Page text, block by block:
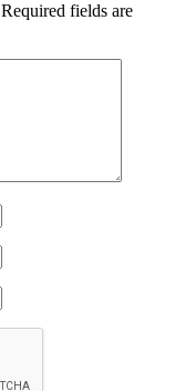
Required fields are